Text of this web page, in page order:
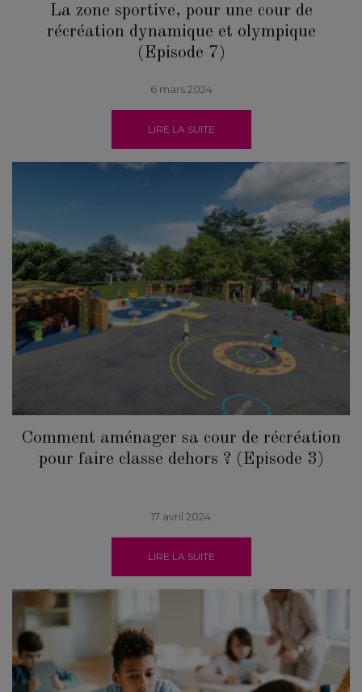
La zone sportive, pour une cour de
récréation dynamique et olympique
(Episode 7)
6 mars 2024
LIRE LA SUITE
Comment aménager sa cour de récréation
pour faire classe dehors ? (Episode 3)
17 avril 2024
LIRE LA SUITE